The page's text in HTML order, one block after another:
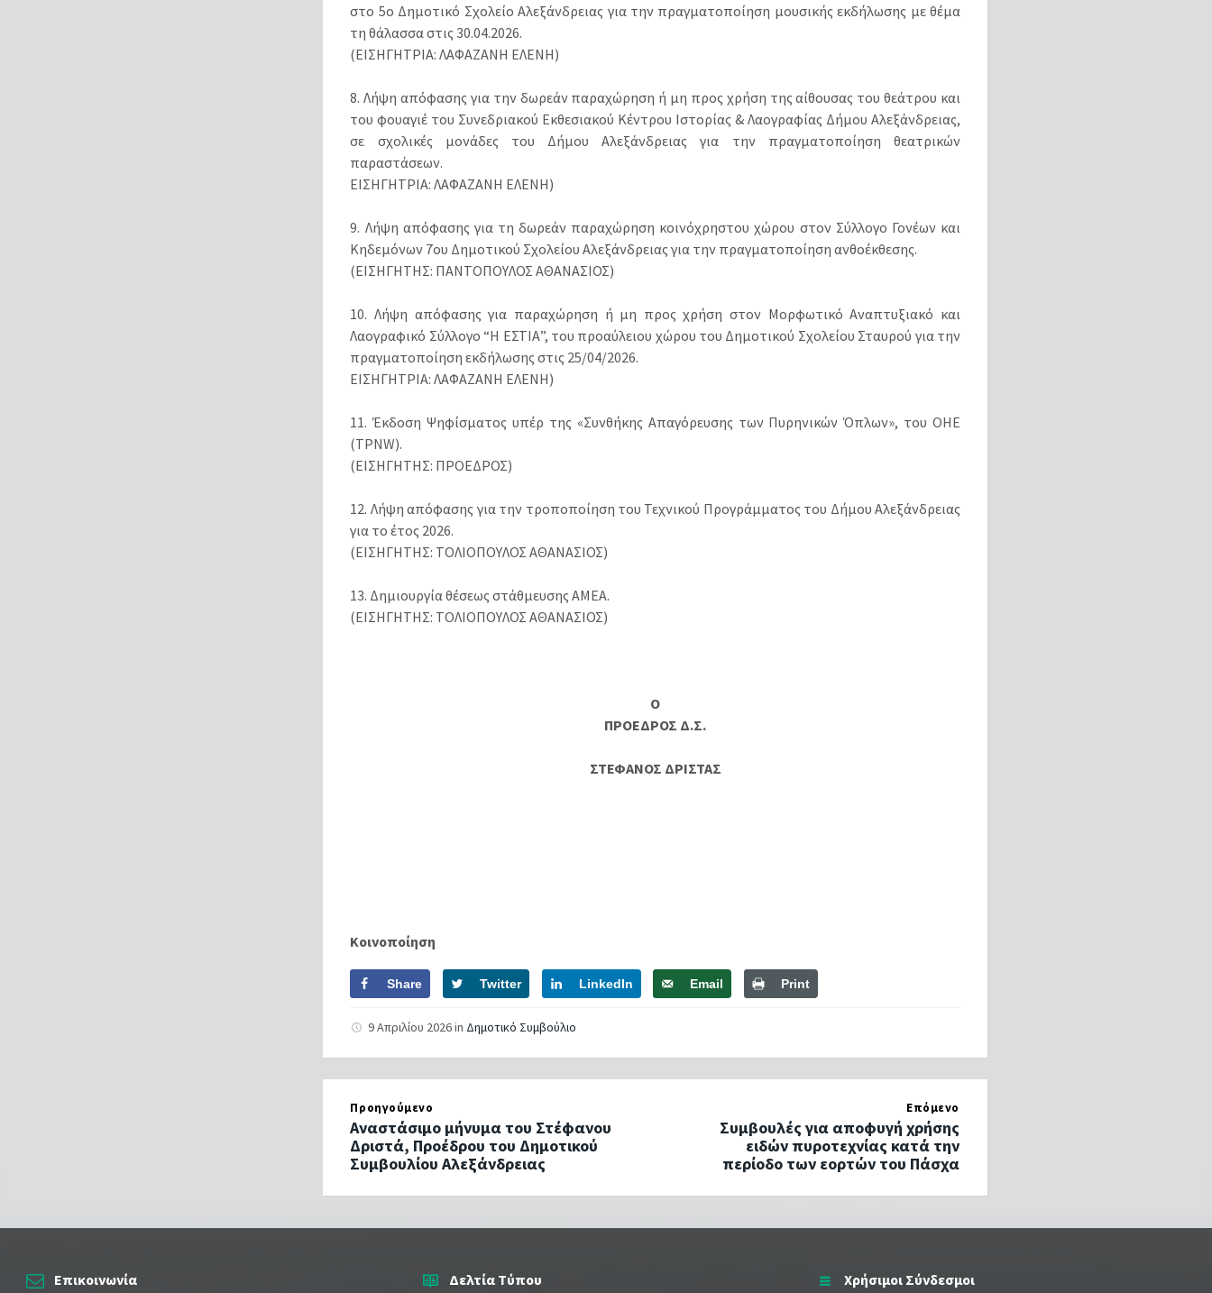
στο 5ο Δημοτικό Σχολείο Αλεξάνδρειας για την πραγματοποίηση μουσικής εκδήλωσης με θέμα
τη θάλασσα στις 30.04.2026.
(ΕΙΣΗΓΗΤΡΙΑ: ΛΑΦΑΖΑΝΗ ΕΛΕΝΗ)
8. Λήψη απόφασης για την δωρεάν παραχώρηση ή μη προς χρήση της αίθουσας του θεάτρου και
του φουαγιέ του Συνεδριακού Εκθεσιακού Κέντρου Ιστορίας & Λαογραφίας Δήμου Αλεξάνδρειας,
σε σχολικές μονάδες του Δήμου Αλεξάνδρειας για την πραγματοποίηση θεατρικών
παραστάσεων.
ΕΙΣΗΓΗΤΡΙΑ: ΛΑΦΑΖΑΝΗ ΕΛΕΝΗ)
9. Λήψη απόφασης για τη δωρεάν παραχώρηση κοινόχρηστου χώρου στον Σύλλογο Γονέων και
Κηδεμόνων 7ου Δημοτικού Σχολείου Αλεξάνδρειας για την πραγματοποίηση ανθοέκθεσης.
(ΕΙΣΗΓΗΤΗΣ: ΠΑΝΤΟΠΟΥΛΟΣ ΑΘΑΝΑΣΙΟΣ)
10. Λήψη απόφασης για παραχώρηση ή μη προς χρήση στον Μορφωτικό Αναπτυξιακό και
Λαογραφικό Σύλλογο “Η ΕΣΤΙΑ”, του προαύλειου χώρου του Δημοτικού Σχολείου Σταυρού για την
πραγματοποίηση εκδήλωσης στις 25/04/2026.
ΕΙΣΗΓΗΤΡΙΑ: ΛΑΦΑΖΑΝΗ ΕΛΕΝΗ)
11. Έκδοση Ψηφίσματος υπέρ της «Συνθήκης Απαγόρευσης των Πυρηνικών Όπλων», του ΟΗΕ
(TPNW).
(ΕΙΣΗΓΗΤΗΣ: ΠΡΟΕΔΡΟΣ)
12. Λήψη απόφασης για την τροποποίηση του Τεχνικού Προγράμματος του Δήμου Αλεξάνδρειας
για το έτος 2026.
(ΕΙΣΗΓΗΤΗΣ: ΤΟΛΙΟΠΟΥΛΟΣ ΑΘΑΝΑΣΙΟΣ)
13. Δημιουργία θέσεως στάθμευσης ΑΜΕΑ.
(ΕΙΣΗΓΗΤΗΣ: ΤΟΛΙΟΠΟΥΛΟΣ ΑΘΑΝΑΣΙΟΣ)
Ο
ΠΡΟΕΔΡΟΣ Δ.Σ.
ΣΤΕΦΑΝΟΣ ΔΡΙΣΤΑΣ
Κοινοποίηση
Share Twitter LinkedIn Email Print
9 Απριλίου 2026in Δημοτικό Συμβούλιο
Προηγούμενο
Αναστάσιμο μήνυμα του Στέφανου
Δριστά, Προέδρου του Δημοτικού
Συμβουλίου Αλεξάνδρειας
Επόμενο
Συμβουλές για αποφυγή χρήσης
ειδών πυροτεχνίας κατά την
περίοδο των εορτών του Πάσχα
Επικοινωνία Δελτία Τύπου Χρήσιμοι Σύνδεσμοι